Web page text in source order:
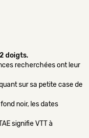
doigts.
recherchées ont leur
sur sa petite case de
noir, les dates
signifie VTT à